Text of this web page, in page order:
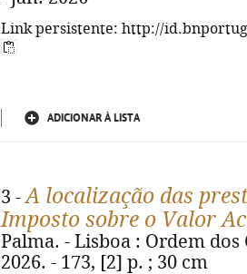
Link persistente: http://
ADICIONAR À LISTA
3 -A localização das
Imposto sobre o Valor
Palma. - Lisboa : Ordem
2026. - 173, [2] p. ; 30 cm